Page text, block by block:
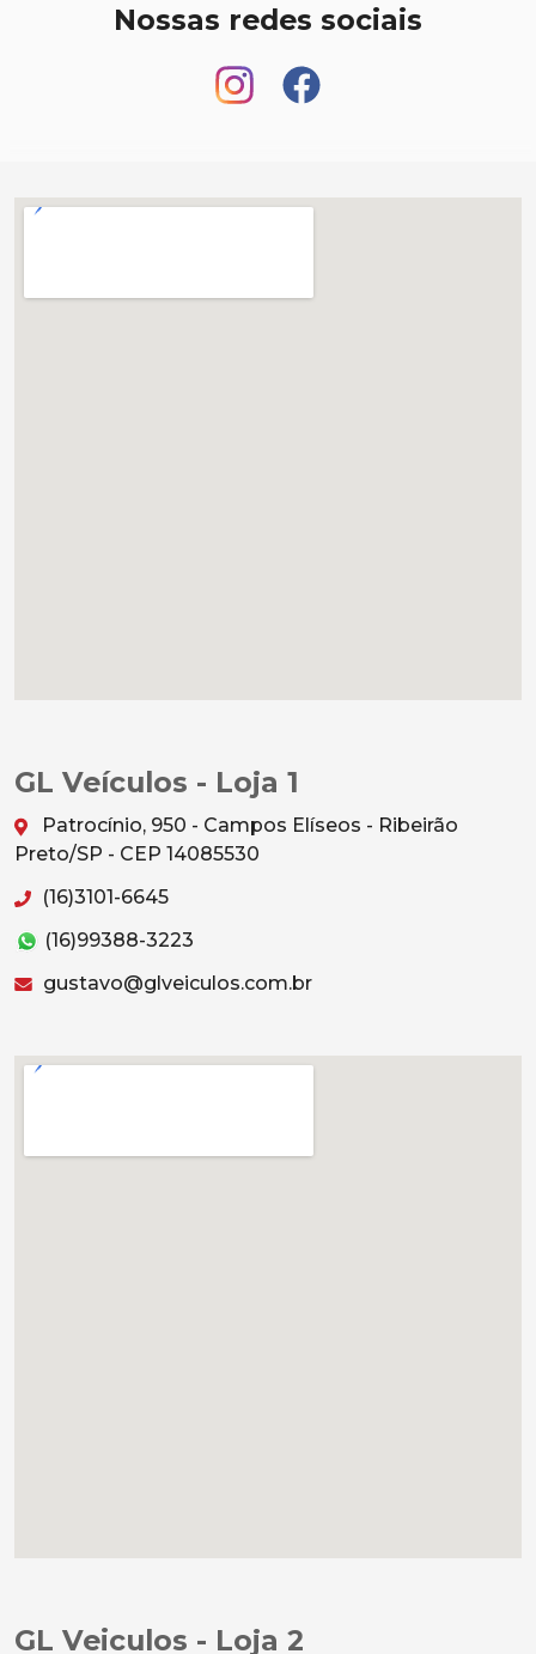
Nossas redes sociais
GL Veículos - Loja 1
Patrocínio, 950 - Campos Elíseos - Ribeirão
Preto/SP - CEP 14085530
(16)3101-6645
(16)99388-3223
gustavo@glveiculos.com.br
GL Veiculos - Loja 2